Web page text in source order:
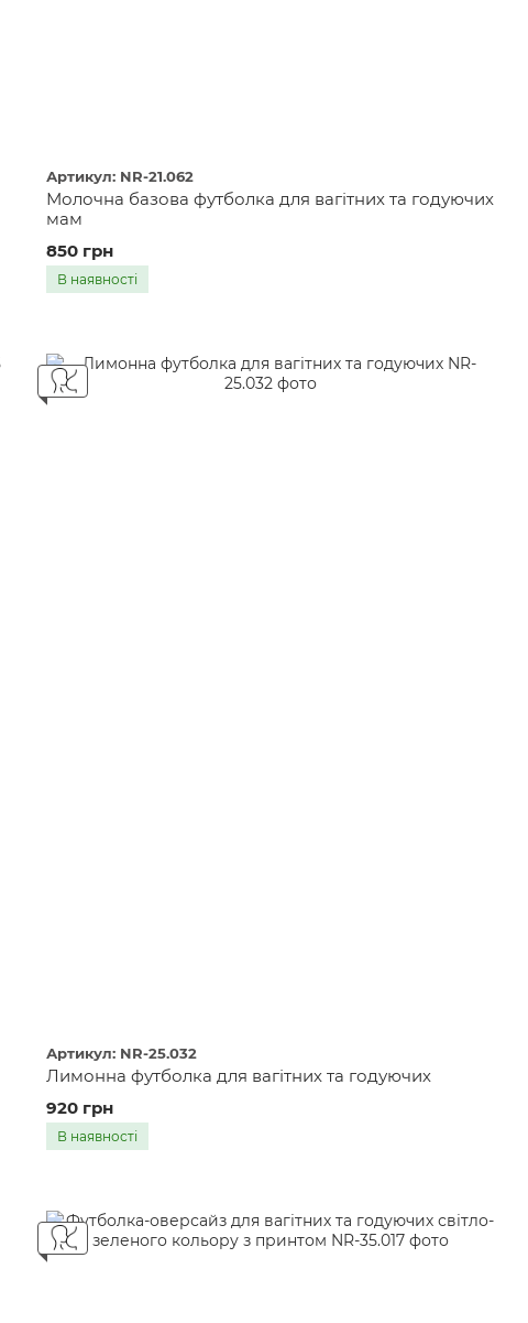
Артикул: NR-21.062
Молочна базова футболка для вагітних та годуючих
мам
850 грн
В наявності
Артикул: NR-25.032
Лимонна футболка для вагітних та годуючих
920 грн
В наявності